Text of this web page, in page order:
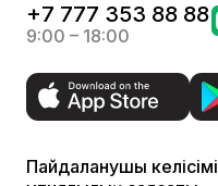
+7 777 353 88 88
9:00 – 18:00
Пайдаланушы келісімі